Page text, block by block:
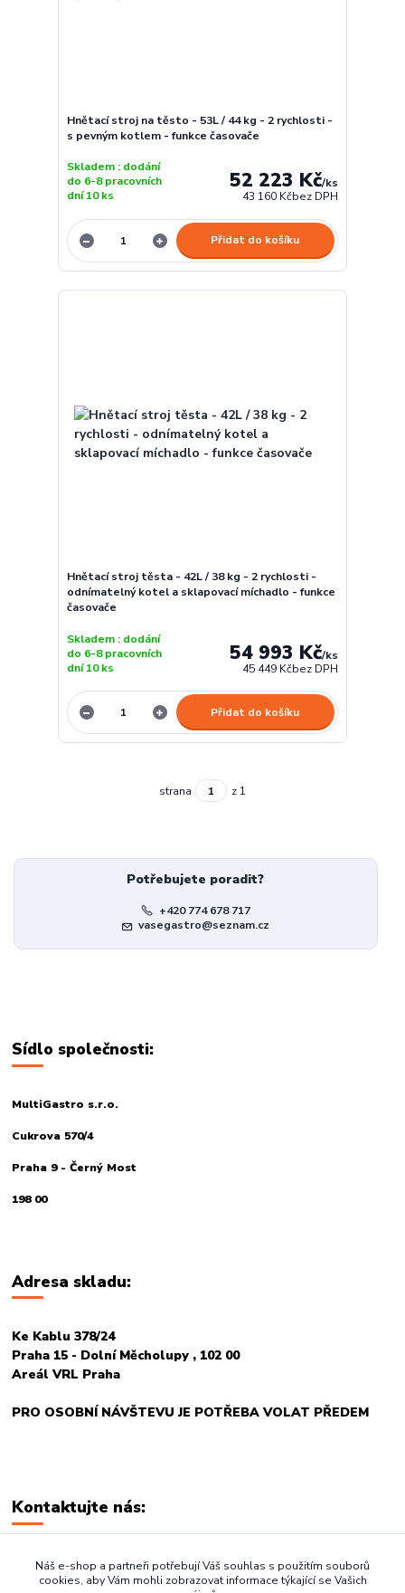
Hnětací stroj na těsto - 53L / 44 kg - 2 rychlosti -
s pevným kotlem - funkce časovače
52 223 Kč/ks
43 160 Kčbez DPH
Skladem : dodání
do 6-8 pracovních
dní 10 ks
Přidat do košíku
Hnětací stroj těsta - 42L / 38 kg - 2 rychlosti -
odnímatelný kotel a sklapovací míchadlo - funkce
časovače
54 993 Kč/ks
45 449 Kčbez DPH
Skladem : dodání
do 6-8 pracovních
dní 10 ks
Přidat do košíku
strana z 1
Potřebujete poradit?
+420 774 678 717
vasegastro@seznam.cz
Sídlo společnosti:
MultiGastro s.r.o.
Cukrova 570/4
Praha 9 - Černý Most
198 00
Adresa skladu:
Ke Kablu 378/24
Praha 15 - Dolní Měcholupy , 102 00
Areál VRL Praha
PRO OSOBNÍ NÁVŠTEVU JE POTŘEBA VOLAT PŘEDEM
Kontaktujte nás:
+420 774 678 717
Náš e-shop a partneři potřebují Váš souhlas s použitím souborů
cookies, aby Vám mohli zobrazovat informace týkající se Vašich